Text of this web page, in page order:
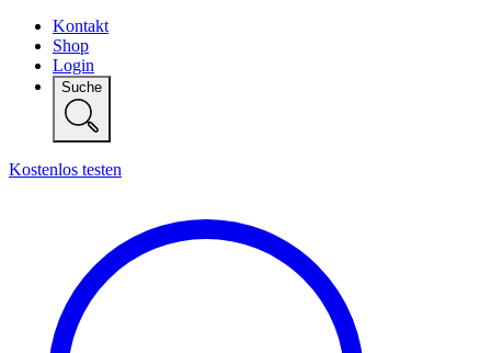
Kontakt
Shop
Login
Suche
Kostenlos testen